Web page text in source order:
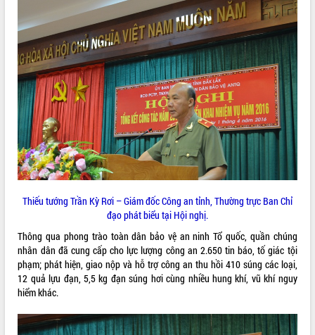
Bí thư Tỉnh ủy Lương Nguyễn Minh
Triết thăm, tặng quà người có công với
cách mạng
Rà soát, hoàn thiện hệ thống thiết chế
văn hóa, thể thao đáp ứng yêu cầu
phát triển mới
Thường trực HĐND tỉnh Đắk Lắk gặp
mặt Đoàn chuyên gia y tế TP. Hồ Chí
Minh
Lễ truy điệu và an táng hài cốt liệt sĩ
tại Nghĩa trang Liệt sĩ xã Sơn Hòa
Bàn giải pháp tháo gỡ khó khăn trong
định EUDR
Thứ trưởng Bộ Nông nghiệp và Môi
trường Nguyễn Hoàng Hiệp khảo sát
vùng trồng và doanh nghiệp đóng gói
sầu riêng tại Đắk Lắk
Trình diễn nghệ thuật chế biến các
món ăn từ sầu riêng
Đắk Lắk công bố Quy hoạch và xúc
tiến đầu tư tỉnh
LIÊN KẾT WEB
THỐNG KÊ TRUY CẬP
Tất cả: 66000340
Thiếu tướng Trần Kỳ Rơi – Giám đốc Công an tỉnh, Thường trực Ban Chỉ
đạo phát biểu tại Hội nghị.
Thông qua phong trào toàn dân bảo vệ an ninh Tổ quốc, quần chúng
nhân dân đã cung cấp cho lực lượng công an 2.650 tin báo, tố giác tội
phạm; phát hiện, giao nộp và hỗ trợ công an thu hồi 410 súng các loại,
12 quả lựu đạn, 5,5 kg đạn súng hơi cùng nhiều hung khí, vũ khí nguy
hiểm khác.